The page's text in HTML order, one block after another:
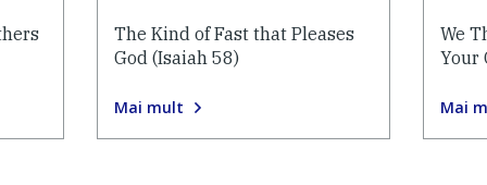
The Kind of Fast that Pleases
God (Isaiah 58)
Mai mult
We
Your
Mai